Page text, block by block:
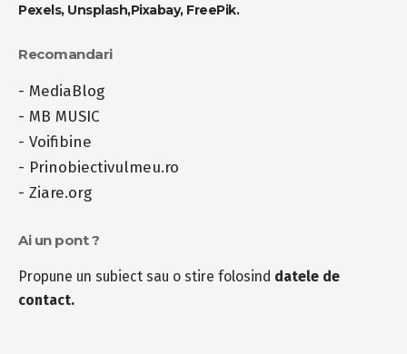
Pexels, Unsplash,Pixabay, FreePik.
Recomandari
- MediaBlog
- MB MUSIC
- Voifibine
- Prinobiectivulmeu.ro
- Ziare.org
Ai un pont ?
Propune un subiect sau o stire folosind datele de
contact.